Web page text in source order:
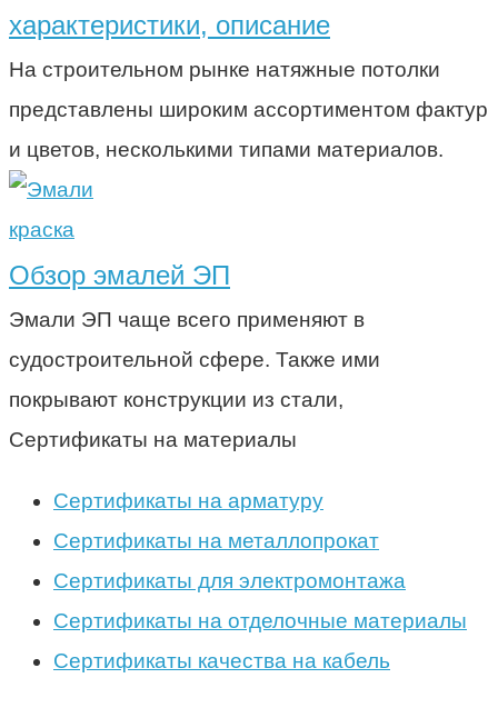
характеристики, описание
На строительном рынке натяжные потолки
представлены широким ассортиментом фактур
и цветов, несколькими типами материалов.
краска
Обзор эмалей ЭП
Эмали ЭП чаще всего применяют в
судостроительной сфере. Также ими
покрывают конструкции из стали,
Сертификаты на материалы
Сертификаты на арматуру
Сертификаты на металлопрокат
Сертификаты для электромонтажа
Сертификаты на отделочные материалы
Сертификаты качества на кабель